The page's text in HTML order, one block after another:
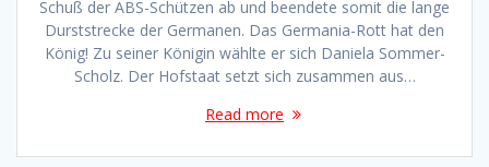
Schuß der ABS-Schützen ab und beendete somit die lange
Durststrecke der Germanen. Das Germania-Rott hat den
König! Zu seiner Königin wählte er sich Daniela Sommer-
Scholz. Der Hofstaat setzt sich zusammen aus…
Read more